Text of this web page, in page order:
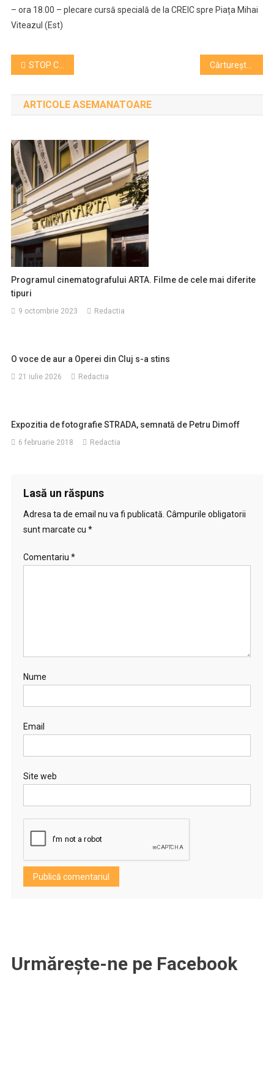
– ora 18.00 – plecare cursă specială de la CREIC spre Piața Mihai
Viteazul (Est)
Navigare
în
articole
STOP CADRU! IDEEA – Dialoguri cu un „copil interior adult” Expoziție personală Emilia Chirilă Cărturești propune pentru RIVUS Cluj-Napoca cea mai mare librărie și cel mai nou concept edutainment din România
ARTICOLE ASEMANATOARE
Programul cinematografului ARTA. Filme de cele mai diferite
tipuri
9 octombrie 2023 Redactia
O voce de aur a Operei din Cluj s-a stins
21 iulie 2026 Redactia
Expozitia de fotografie STRADA, semnată de Petru Dimoff
6 februarie 2018 Redactia
Lasă un răspuns
Adresa ta de email nu va fi publicată. Câmpurile obligatorii
sunt marcate cu *
Comentariu *
Nume
Email
Site web
Urmărește-ne pe Facebook